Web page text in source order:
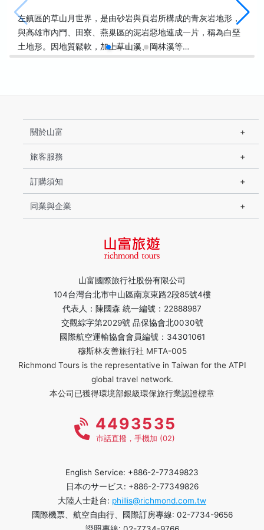
左鎮區的草山月世界，是由砂岩與頁岩所構成的青灰岩地形，
與高雄市內門、田寮、燕巢區的泥岩惡地連成一片，稱為白堊
土地形。因地質鬆軟，加上草山溪、岡林溪等…
山富國際旅行社股份有限公司
104台灣台北市中山區南京東路2段85號4樓
代表人：陳國森 統一編號：22888987
交觀綜字第2029號 品保協會北0030號
國際航空運輸協會會員編號：34301061
穆斯林友善旅行社 MFTA-005
Richmond Tours is the representative in Taiwan for the ATPI
global travel network.
本公司已獲得環境部銀級環保旅行業認證標章
關於山富
旅客服務
訂購須知
同業與企業
4493535
市話直撥，手機加 (02)
English Service: +886-2-77349823
日本のサービス: +886-2-77349826
大陸人士赴台: phillis@richmond.com.tw
國際機票、航空自由行、國際訂房專線: 02-7734-9656